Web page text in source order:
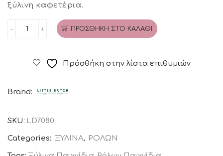
ξύλινη καφετέρια.
με
LITTLE
ποσότητα
ΠΡΟΣΘΉΚΗ ΣΤΟ ΚΑΛΆΘΙ
Πρόσθήκη στην λίστα επιθυμιών
Brand:
SKU: LD7080
Categories: ΞΥΛΙΝΑ, ΡΟΛΩΝ